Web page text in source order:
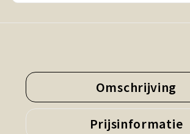
Omschrijving
Prijsinformatie